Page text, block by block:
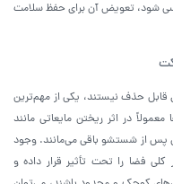
شود، تعویض آن برای حفظ سلامت
حذف نیستند، یکی از مهم‌ترین
در اثر ریختن مایعاتی مانند
پس از شستشو باقی می‌مانند. وجود
فضا را تحت تأثیر قرار داده و